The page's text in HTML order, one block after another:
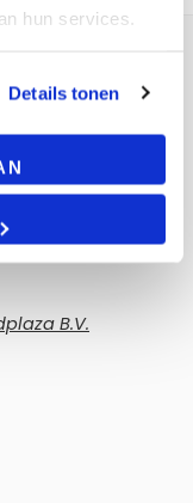
hun services.
Details tonen
B.V.